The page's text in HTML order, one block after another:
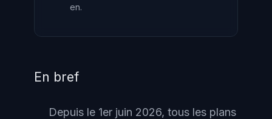
en.
En bref
Depuis le 1er juin 2026, tous les plans